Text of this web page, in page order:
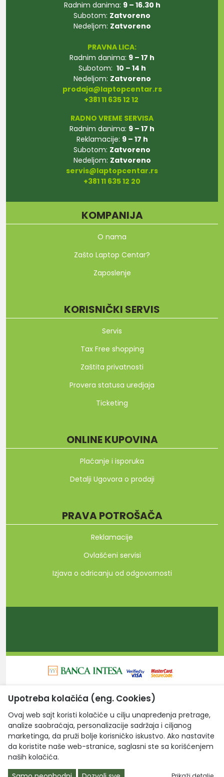
Radnim danima: 9 – 16.30 h
Subotom: Zatvoreno
Nedeljom: Zatvoreno
PRAVNA LICA:
Radnim danima: 9 – 17 h
Subotom: 10 – 14 h
Nedeljom: Zatvoreno
prodaja@laptopcentar.rs
+381 11 635 12 12
RADNO VREME SERVISA
Radnim danima: 9 – 17 h
Reklamacije: 9 – 17 h
Subotom: Zatvoreno
Nedeljom: Zatvoreno
servis@laptopcentar.rs
+381 11 635 12 20
KOMPANIJA
O nama
Zašto Laptop Centar?
Zaposlenje
KORISNIČKI SERVIS
Servis
Tax Free shopping
Zaštita privatnosti
Provera statusa uredjaja
Ticketing
ONLINE KUPOVINA
Plaćanje i isporuka
Detalji Ugovora o prodaji
PRAVA POTROŠAČA
Reklamacije
Ovlašćeni servisi
Izjava o odricanju od odgovornosti
Laptop Centar d.o.o. © 2026. Sva prava zadržana.
Upotreba kolačića (eng. Cookies)
Ovaj web sajt koristi kolačiće u cilju unapređenja pretrage,
analize saobraćaja, personalizacije sadržaja i ciljanog
marketinga, da pruži bolje korisničko iskustvo. Ako nastavite
da koristite naše web-stranice, saglasni ste sa korišćenjem
naših kolačića.